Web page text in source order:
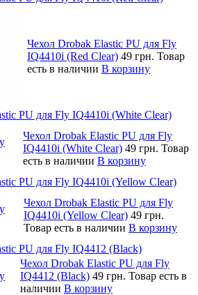
Чехол Drobak Elastic PU для Fly
IQ4410i (Red Clear) 49 грн. Товар
есть в наличии В корзину
PU для Fly IQ4410i (White Clear)
Чехол Drobak Elastic PU для Fly
IQ4410i (White Clear) 49 грн. Товар
есть в наличии В корзину
PU для Fly IQ4410i (Yellow Clear)
Чехол Drobak Elastic PU для Fly
IQ4410i (Yellow Clear) 49 грн.
Товар есть в наличии В корзину
PU для Fly IQ4412 (Black)
Чехол Drobak Elastic PU для Fly
IQ4412 (Black) 49 грн. Товар есть в
наличии В корзину